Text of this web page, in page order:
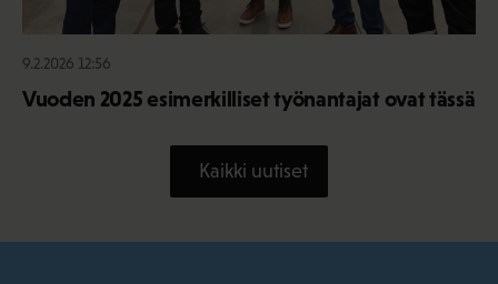
9.2.2026 12:56
Vuoden 2025 esimerkilliset työnantajat ovat tässä
Kaikki uutiset